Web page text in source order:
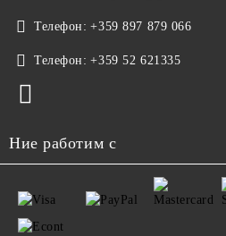
Телефон: +359 897 879 066
Телефон: +359 52 621335
Ние работим с